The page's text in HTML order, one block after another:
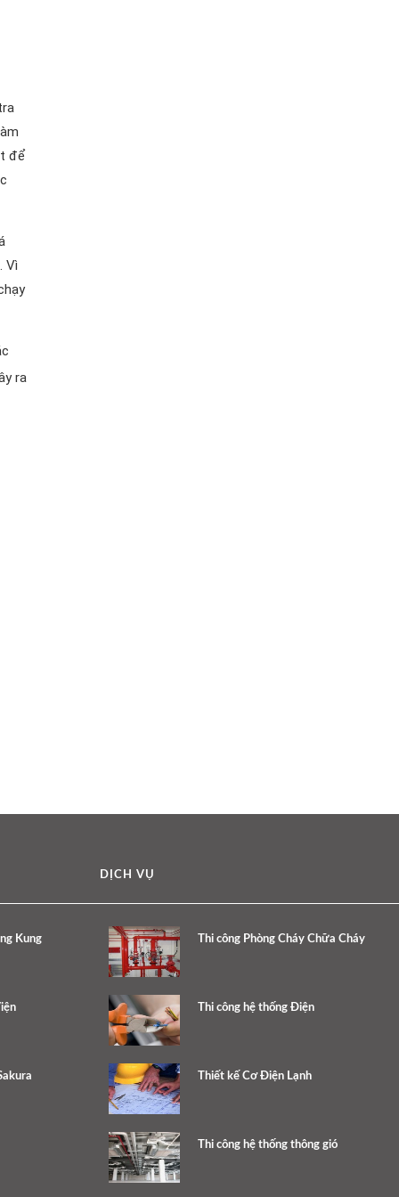
để
Vì
ra
Kung
DỊCH VỤ
Thi công Phòng Cháy Chữa Cháy
Thi công hệ thống Điện
Thiết kế Cơ Điện Lạnh
Thi công hệ thống thông gió